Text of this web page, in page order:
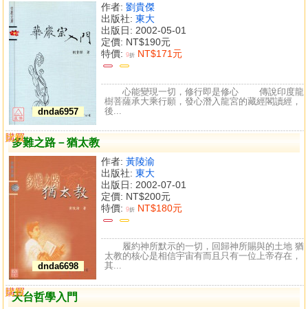
dnda6957
作者: 劉貴傑
出版社: 東大
出版日: 2002-05-01
定價: NT$190元
特價: 9折 NT$171元
心能變現一切，修行即是修心 傳說印度龍
樹菩薩承大乘行願，發心潛入龍宮的藏經閣讀經，
後...
多難之路－猶太教
dnda6698
作者: 黃陵渝
出版社: 東大
出版日: 2002-07-01
定價: NT$200元
特價: 9折 NT$180元
購買
比較
履約神所默示的一切，回歸神所賜與的土地 猶
太教的核心是相信宇宙有而且只有一位上帝存在，
其...
天台哲學入門
購買
比較